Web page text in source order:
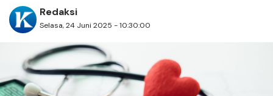
Redaksi
Selasa, 24 Juni 2025 - 10:30:00